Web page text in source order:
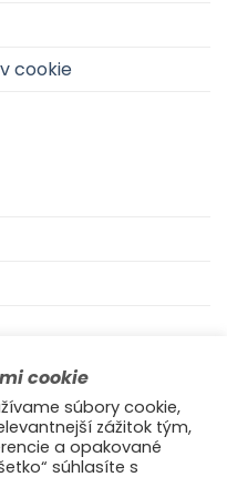
cookie
cookie
súbory cookie,
zážitok tým,
a opakované
súhlasíte s